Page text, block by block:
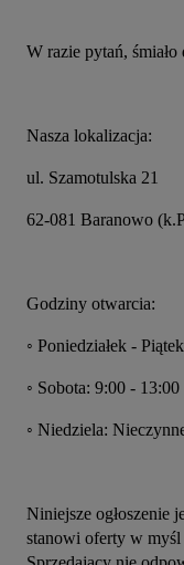
W razie pytań,
Nasza lokalizacja:
ul. Szamotulska 21
62-081 Baranowo
Godziny otwarcia:
◦ Poniedziałek -
◦ Sobota: 9:00 - 13:00
◦ Niedziela:
Niniejsze ogłoszenie
stanowi oferty w